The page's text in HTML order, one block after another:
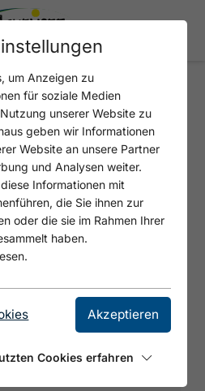
die Route
um Anzeigen zu
für soziale Medien
unserer Website zu
geben wir Informationen
Website an unsere Partner
und Analysen weiter.
Informationen mit
die Sie ihnen zur
oder die sie im Rahmen Ihrer
haben.
Akzeptieren
Cookies erfahren